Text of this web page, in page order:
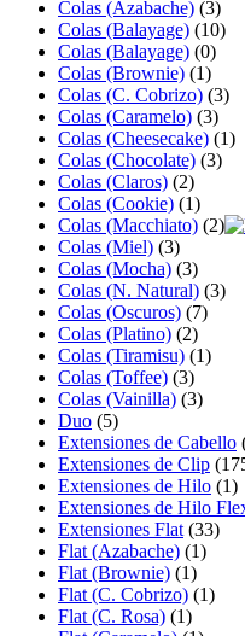
Colas (Azabache) (3)
Colas (Balayage) (10)
Colas (Balayage) (0)
Colas (Brownie) (1)
Colas (C. Cobrizo) (3)
Colas (Caramelo) (3)
Colas (Cheesecake) (1)
Colas (Chocolate) (3)
Colas (Claros) (2)
Colas (Cookie) (1)
Colas (Macchiato) (2)
Colas (Miel) (3)
Colas (Mocha) (3)
Colas (N. Natural) (3)
Colas (Oscuros) (7)
Colas (Platino) (2)
Colas (Tiramisu) (1)
Colas (Toffee) (3)
Colas (Vainilla) (3)
Duo (5)
Extensiones de Cabello
Extensiones de Clip
Extensiones de Hilo (1)
Extensiones de Hilo
Extensiones Flat (33)
Flat (Azabache) (1)
Flat (Brownie) (1)
Flat (C. Cobrizo) (1)
Flat (C. Rosa) (1)